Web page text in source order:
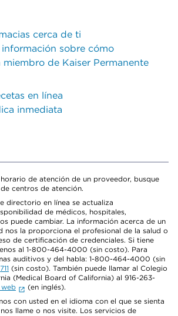
cerca de ti
sobre cómo
miembro de Kaiser Permanente
en línea
inmediata
de atención de un proveedor, busque
centros de atención.
directorio en línea se actualiza
de médicos, hospitales,
puede cambiar. La información acerca de un
nos la proporciona el profesional de la salud o
de certificación de credenciales. Si tiene
al 1-800-464-4000 (sin costo). Para
auditivos y del habla: 1-800-464-4000 (sin
711 (sin costo). También puede llamar al Colegio
(Medical Board of California) al 916-263-
(en inglés).
con usted en el idioma con el que se sienta
llame o nos visite. Los servicios de